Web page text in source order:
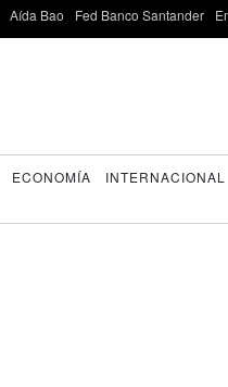
Aída Bao Fed Banco Santander
ECONOMÍA INTERNACIONAL